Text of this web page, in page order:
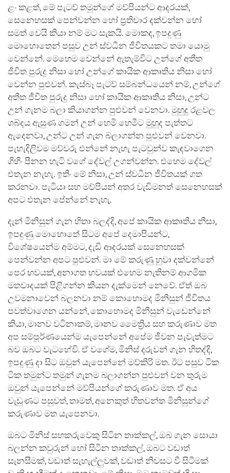
ළං කළත්, මේ පැටව් තමුන්ගේ මව්පියන්ට ආදරයක්,
සෙනෙහසක් පෙන්වන්න හෝ ප්‍රතිචාර දක්වන්න හෝ
සමත් වෙයි කියා නම් මට සැකයි. මොකද, ඉපදුණු
මොහොතෙන් පසුව උන් ස්වධීන ජීවිතයකට තමා යොමු
වෙන්නේ. මෙහෙම වෙන්නේ ඇතැම්විට උන්ගේ අතීත
ජීවිත පුරුදු නිසා හෝ උන්ගේ කායික ආකෘතිය නිසා හෝ
වෙන්න පුළුවන්. කැස්බෑ පැටව් සම්බන්ධයෙන් නම්, උන්ගේ
අතීත ජීවිත පුරුදු නිසා හෝ කායික ආකෘතිය නිසා, උන්ට
උන් ගැනම බලා කියාගන්න පුළුවන් වෙනවා. මුහුදු රළවල
ශබ්දය ඇසුණ ගමන් උන් හෙමි හෙමීට මුහුද පැත්තට
ඇදෙනවා, උන්ට උන් ගැන බලාගන්න පුළුවන් වෙනවා.
පැහැදිලිවම මව්වරු එන්නේ නැහැ පැටවුන්ව කැඳවාගෙන
ගිහිං පීනන හැටි වගේ දේවල් උගන්වන්න. එහෙම දේවල්
එතැන නැහැ. ඉතිං මේ නිසා, උන් ස්වධීන ජීවිතයක් ගත
කරනවා. පැටියා සහ මව්පියන් අතර වැඩිමනත් සෙනෙහසක්
අපට එතැන පේන්නේ නැහැ.
දැන් මිනිසුන් ගැන හිතා බලද්දි, අපේ කායික ආකෘතිය නිසා,
ඉපදුණු මොහොතේ සිටම අපේ දෙමාපියන්ට,
විශේෂයෙන්ම අම්මට, දැඩි ආදරයක් සෙනෙහසක්
පෙන්වන්න අපට පුළුවන්. මා මේ කරුණු හුවා දක්වන්නේ
පෙර භවයක්, අනාගත භවයක් එහෙම නැතිනම් ආගමික
මතවාදයක් පිළිගන්න කියන දැක්මෙන් නෙවේ. ඒත් ඔබ
උවමනාවෙන් බලනවා නම් කොහොමද මිනිසුන් ජීවිතය
පවත්වාගෙන යන්නේ, කොහොමද මිනිසුන් වැඩෙන්නේ
කියා, මානව වටිනාකම්, මානව මෛත්‍රිය සහ කරුණාව මත
අප සම්පූර්ණයෙන්ම යැපෙන්නේ අපේම ජීවන පැවැත්මට
බව ඔබට වැටහේවි. ඒ වගේම, මිනිස් දරුවන් ගැන හිතද්දි,
ඉපදුණු දා සිට ඔවුන් යැපෙන්නේ මව්කිරි මත. ඊට පසුව ටික
ටික තමුන්ට තමුන් ගැනම බලාගන්න පුළුවන් වන තුරුම
ඔවුන් යැපෙන්නේ මව්පියන්ගේ කරුණාව මත. ඒ අය
වැඩුණට පසුවත්, තාමත්, අනෙකුත් හිතවන්ත මිනිසුන්ගේ
කරුණාව මත යැපෙනවා.
ඔබට මිනිස් සහකරුවෙකු සිටින තාක්කල්, ඔබ ගැන සොයා
බලන්න කවුරුන් හෝ සිටින තාක්කල්, ඔබට වඩාත්
සැනසීමක්, වඩාත් සැහැල්ලුවක්, වඩාත් නිවසට වී සිටීමක්